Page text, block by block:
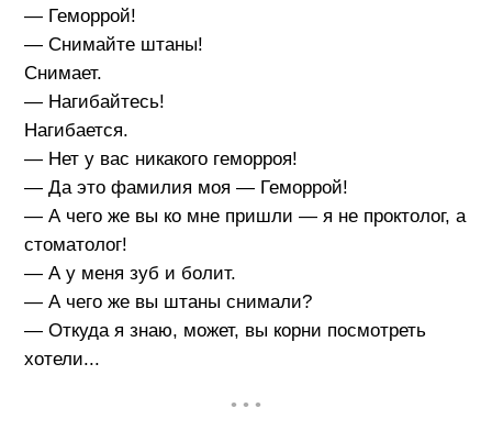
— Геморрой!
— Снимайте штаны!
Снимает.
— Нагибайтесь!
Нагибается.
— Нет у вас никакого геморроя!
— Да это фамилия моя — Геморрой!
— А чего же вы ко мне пришли — я не проктолог, а
стоматолог!
— А у меня зуб и болит.
— А чего же вы штаны снимали?
— Откуда я знаю, может, вы корни посмотреть
хотели...
• • •